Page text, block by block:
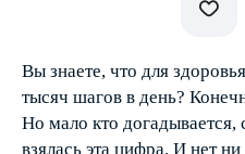
Вы знаете, что для
тысяч шагов в день?
Но мало кто догадывается,
взялась эта цифра. И нет